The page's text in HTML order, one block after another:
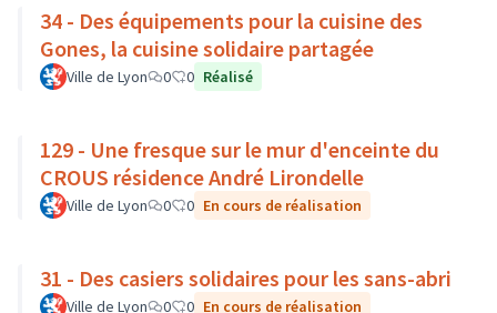
34 - Des équipements pour la cuisine des
Gones, la cuisine solidaire partagée
Ville de Lyon 0 0 Réalisé
129 - Une fresque sur le mur d'enceinte du
CROUS résidence André Lirondelle
Ville de Lyon 0 0 En cours de réalisation
31 - Des casiers solidaires pour les sans-abri
Ville de Lyon 0 0 En cours de réalisation